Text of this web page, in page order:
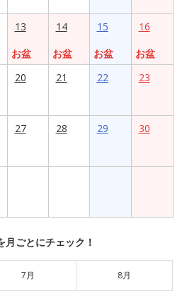
13
お盆
14
お盆
15
お盆
16
お盆
20 21 22 23
27 28 29 30
ごとにチェック！
7月 8月